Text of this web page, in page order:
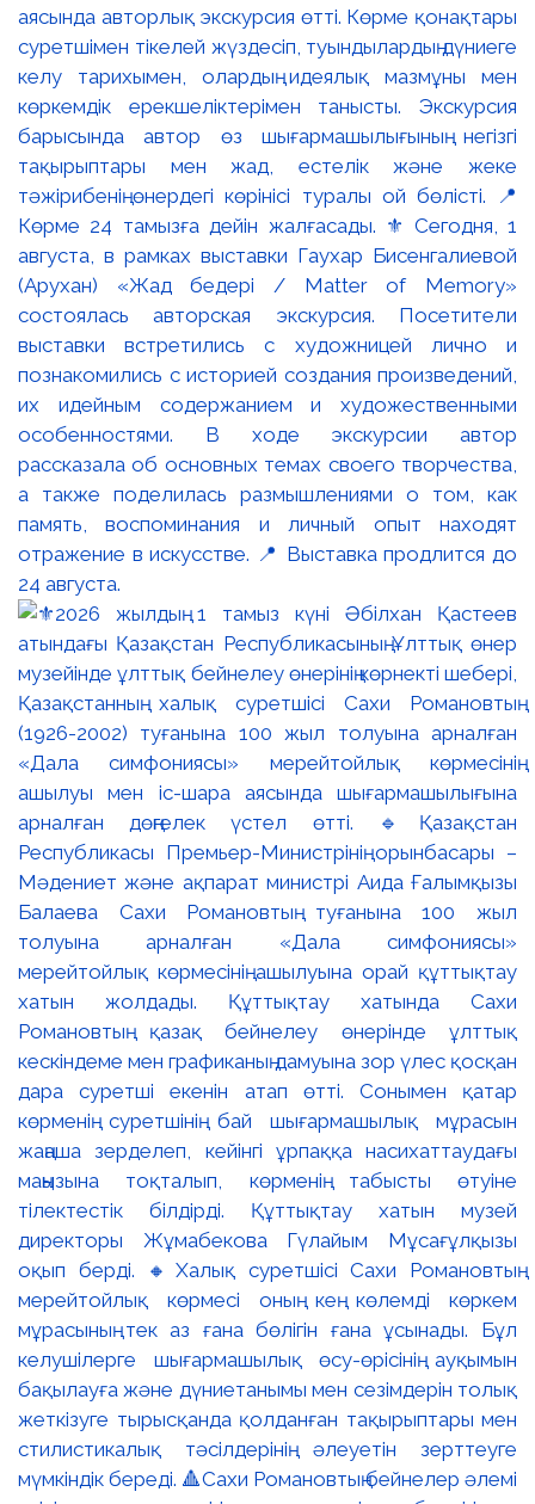
аясында авторлық экскурсия өтті. Көрме қонақтары
суретшімен тікелей жүздесіп, туындылардың дүниеге
келу тарихымен, олардың идеялық мазмұны мен
көркемдік ерекшеліктерімен танысты. Экскурсия
барысында автор өз шығармашылығының негізгі
тақырыптары мен жад, естелік және жеке
тәжірибенің өнердегі көрінісі туралы ой бөлісті. 📍
Көрме 24 тамызға дейін жалғасады. ⚜️ Сегодня, 1
августа, в рамках выставки Гаухар Бисенгалиевой
(Арухан) «Жад бедері / Matter of Memory»
состоялась авторская экскурсия. Посетители
выставки встретились с художницей лично и
познакомились с историей создания произведений,
их идейным содержанием и художественными
особенностями. В ходе экскурсии автор
рассказала об основных темах своего творчества,
а также поделилась размышлениями о том, как
память, воспоминания и личный опыт находят
отражение в искусстве. 📍 Выставка продлится до
24 августа.